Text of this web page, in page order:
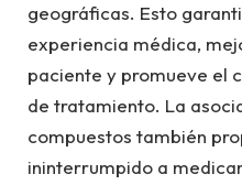
geográficas. Esto
experiencia médica,
paciente y promueve el
de tratamiento. La
compuestos también
ininterrumpido a